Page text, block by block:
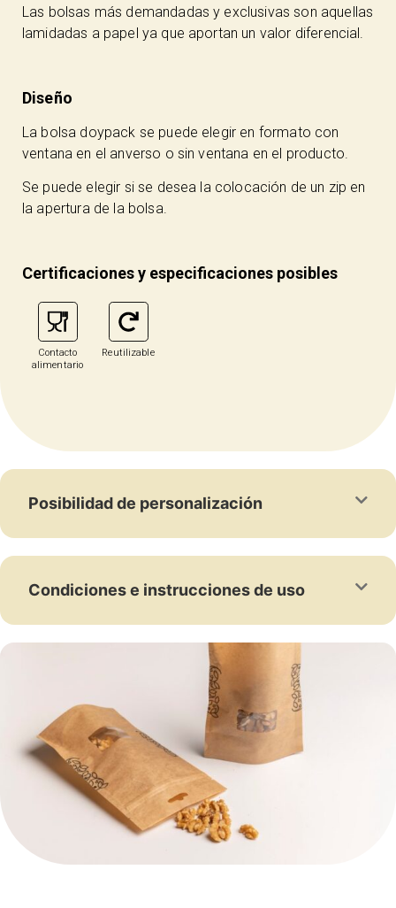
Las bolsas más demandadas y exclusivas son aquellas
lamidadas a papel ya que aportan un valor diferencial.
Diseño
La bolsa doypack se puede elegir en formato con
ventana en el anverso o sin ventana en el producto.
Se puede elegir si se desea la colocación de un zip en
la apertura de la bolsa.
Certificaciones y especificaciones posibles
Contacto
alimentario
Reutilizable
Posibilidad de personalización
Condiciones e instrucciones de uso